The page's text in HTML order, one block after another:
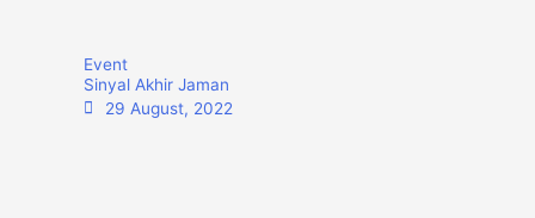
Event
Sinyal Akhir Jaman
29 August, 2022